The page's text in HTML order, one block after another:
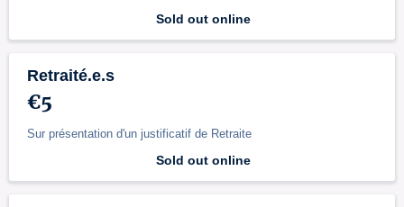
Sold out online
Retraité.e.s
€5
Sur présentation d'un justificatif de Retraite
Sold out online